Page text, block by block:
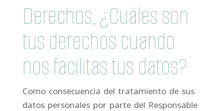
Derechos, ¿Cuáles son
tus derechos cuando
nos facilitas tus datos?
Como consecuencia del tratamiento de sus
datos personales por parte del Responsable